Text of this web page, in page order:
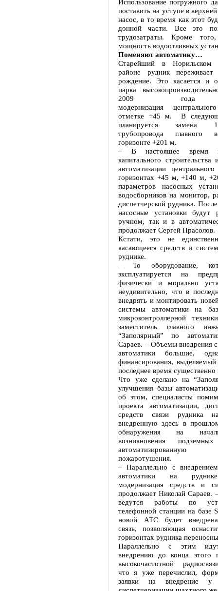
Использование погружного
поставить на уступе в
насос, в то время как этот
донной части. Все это
трудозатраты. Кроме того,
мощность водоотливных
Поменяют автоматику…
Старейший в Норильском
районе рудник переживает
рождение. Это касается и
парка
2009 года
модернизация
отметке +45 м. В
планируется замена
трубопровода главного
горизонте +201 м.
– В настоящее время
капитального
автоматизации
горизонтах +45 м, +140 м,
параметров насосных
водосборников на монитор,
диспетчерской рудника.
насосные установки будут
ручном, так и в
продолжает Сергей Прасолов.
Кстати, это не
касающееся средств и
руднике.
– То оборудование,
эксплуатируется на
физически и морально
неудивительно, что в
внедрять и монтировать
системы автоматики на
микроконтроллерной
заместитель главного
“Заполярный” по
Сараев. – Объемы внедрения
автоматики большие,
финансирования,
последнее время
Что уже сделано на
улучшения базы
об этом, специалисты
проекта автоматизации,
средств связи рудника
внедренную здесь в
обнаружения на
возникновения
пожаротушения.
– Параллельно с
автоматики на
модернизация средств и
продолжает Николай Сараев.
ведутся работы по
телефонной станции на базе
новой АТС будет
связь, позволяющая
горизонтах рудника
Параллельно с этим
внедрению до конца этого
высокочастотной
что я уже перечислил,
заявки на внедрение у